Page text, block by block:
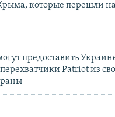
которые перешли
предоставить
Patriot из